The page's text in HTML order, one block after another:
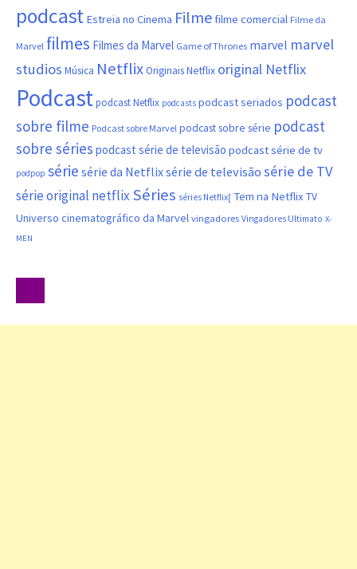
podcast Estreia no Cinema Filmefilme comercial Filme da
Marvel filmes Filmes da Marvel Game of Thrones marvel marvel
studios Música NetflixOriginais Netflix original Netflix
Podcastpodcast Netflix podcasts podcast seriados podcast
sobre filme Podcast sobre Marvel podcast sobre série podcast
sobre séries podcast série de televisão podcast série de tv
podpop série série da Netflixsérie de televisão série de TV
série original netflix Séries séries Netflix[ Tem na Netflix TV
Universo cinematográfico da Marvel vingadores Vingadores Ultimato X-
MEN